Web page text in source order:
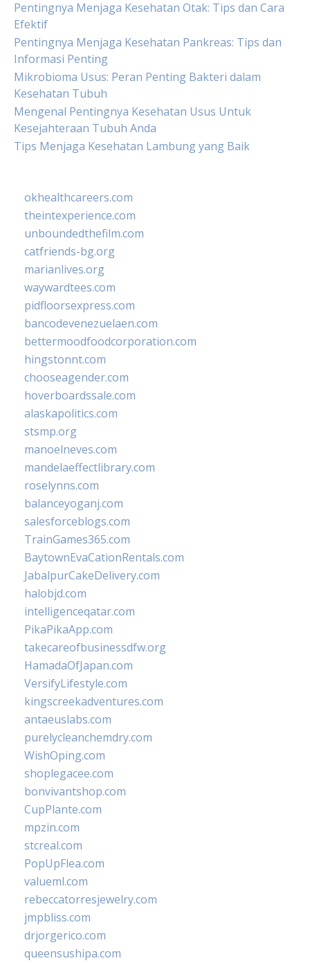
Pentingnya Menjaga Kesehatan Otak: Tips dan Cara
Efektif
Pentingnya Menjaga Kesehatan Pankreas: Tips dan
Informasi Penting
Mikrobioma Usus: Peran Penting Bakteri dalam
Kesehatan Tubuh
Mengenal Pentingnya Kesehatan Usus Untuk
Kesejahteraan Tubuh Anda
Tips Menjaga Kesehatan Lambung yang Baik
okhealthcareers.com
theintexperience.com
unboundedthefilm.com
catfriends-bg.org
marianlives.org
waywardtees.com
pidfloorsexpress.com
bancodevenezuelaen.com
bettermoodfoodcorporation.com
hingstonnt.com
chooseagender.com
hoverboardssale.com
alaskapolitics.com
stsmp.org
manoelneves.com
mandelaeffectlibrary.com
roselynns.com
balanceyoganj.com
salesforceblogs.com
TrainGames365.com
BaytownEvaCationRentals.com
JabalpurCakeDelivery.com
halobjd.com
intelligenceqatar.com
PikaPikaApp.com
takecareofbusinessdfw.org
HamadaOfJapan.com
VersifyLifestyle.com
kingscreekadventures.com
antaeuslabs.com
purelycleanchemdry.com
WishOping.com
shoplegacee.com
bonvivantshop.com
CupPlante.com
mpzin.com
stcreal.com
PopUpFlea.com
valueml.com
rebeccatorresjewelry.com
jmpbliss.com
drjorgerico.com
queensushipa.com